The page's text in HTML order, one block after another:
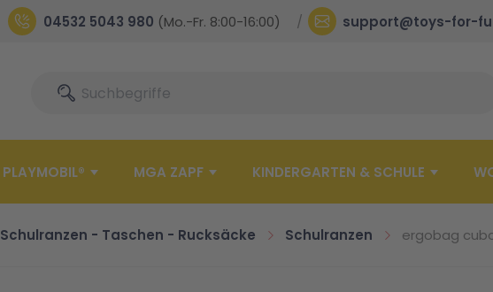
04532 5043 980 (Mo.-Fr. 8:00-16:00) support@toys-for-
SucheSuche
PLAYMOBIL® MGA ZAPF KINDERGARTEN & SCHULE
Schulranzen - Taschen - Rucksäcke Schulranzen ergobag